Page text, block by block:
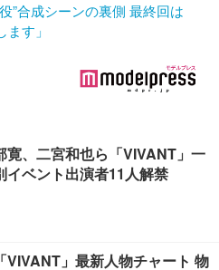
”合成シーンの裏側 最終回は
す」
寛、二宮和也ら「VIVANT」一
イベント出演者11人解禁
VIVANT」最新人物チャート 物